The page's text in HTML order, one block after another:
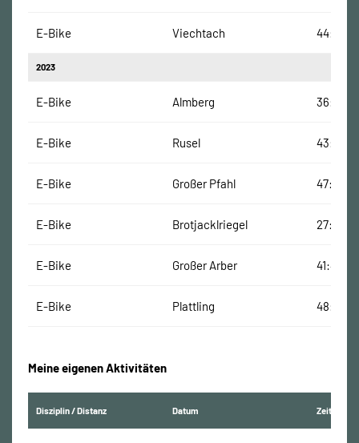
E-Bike Viechtach 44:11
2023
E-Bike Almberg 36:00
E-Bike Rusel 43:00
E-Bike Großer Pfahl 47:00
E-Bike Brotjacklriegel 27:00
E-Bike Großer Arber 41:42
E-Bike Plattling 48:10
Meine eigenen Aktivitäten
Disziplin / Distanz Datum Zeit